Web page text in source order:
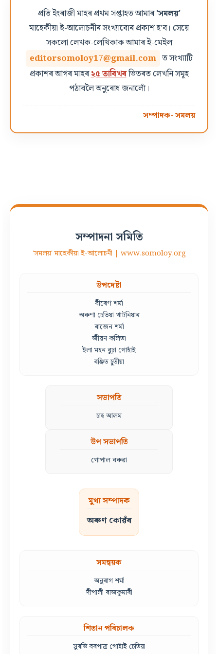
প্ৰতি ইংৰাজী মাহৰ প্ৰথম সপ্তাহত আমাৰ'সমলয়'
মাহেকীয়া ই-আলোচনীৰ সংখ্যাবোৰ প্ৰকাশ হ'ব। সেয়ে
সকলো লেখক-লেখিকাক আমাৰ ই-মেইল
editorsomoloy17@gmail.com ত সংখ্যাটি
প্ৰকাশৰ আগৰ মাহৰ২৫ তাৰিখৰভিতৰত লেখনি সমূহ
পঠাবলৈ অনুৰোধ জনালোঁ।
সম্পাদক- সমলয়
সম্পাদনা সমিতি
'সমলয়' মাহেকীয়া ই-আলোচনী | www.somoloy.org
উপদেষ্টা
বীৰেণ শৰ্মা
অৰুণা চেতিয়া খাটনিয়াৰ
ৰাজেন শৰ্মা
জীৱন কলিতা
ইলা মহন বুঢ়া গোহাঁই
ৰঞ্জিত চুতীয়া
সভাপতি
চাহ আলম
উপ সভাপতি
গোপাল বৰুৱা
মুখ্য সম্পাদক
অৰুণ কোৱঁৰ
সমন্বয়ক
অনুৰাগ শৰ্মা
দীপালী ৰাজকুমাৰী
শিতান পৰিচালক
সুৰভি বৰপাত্ৰ গোহাঁই চেতিয়া